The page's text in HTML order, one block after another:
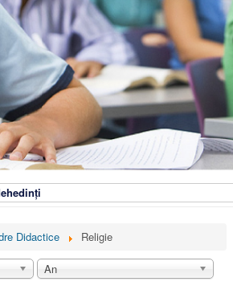
Didactice Religie
An